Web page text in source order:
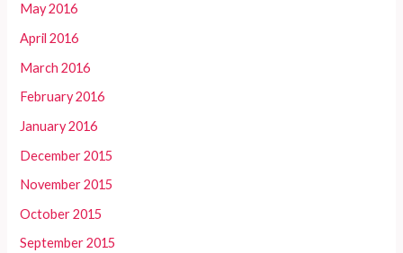
May 2016
April 2016
March 2016
February 2016
January 2016
December 2015
November 2015
October 2015
September 2015